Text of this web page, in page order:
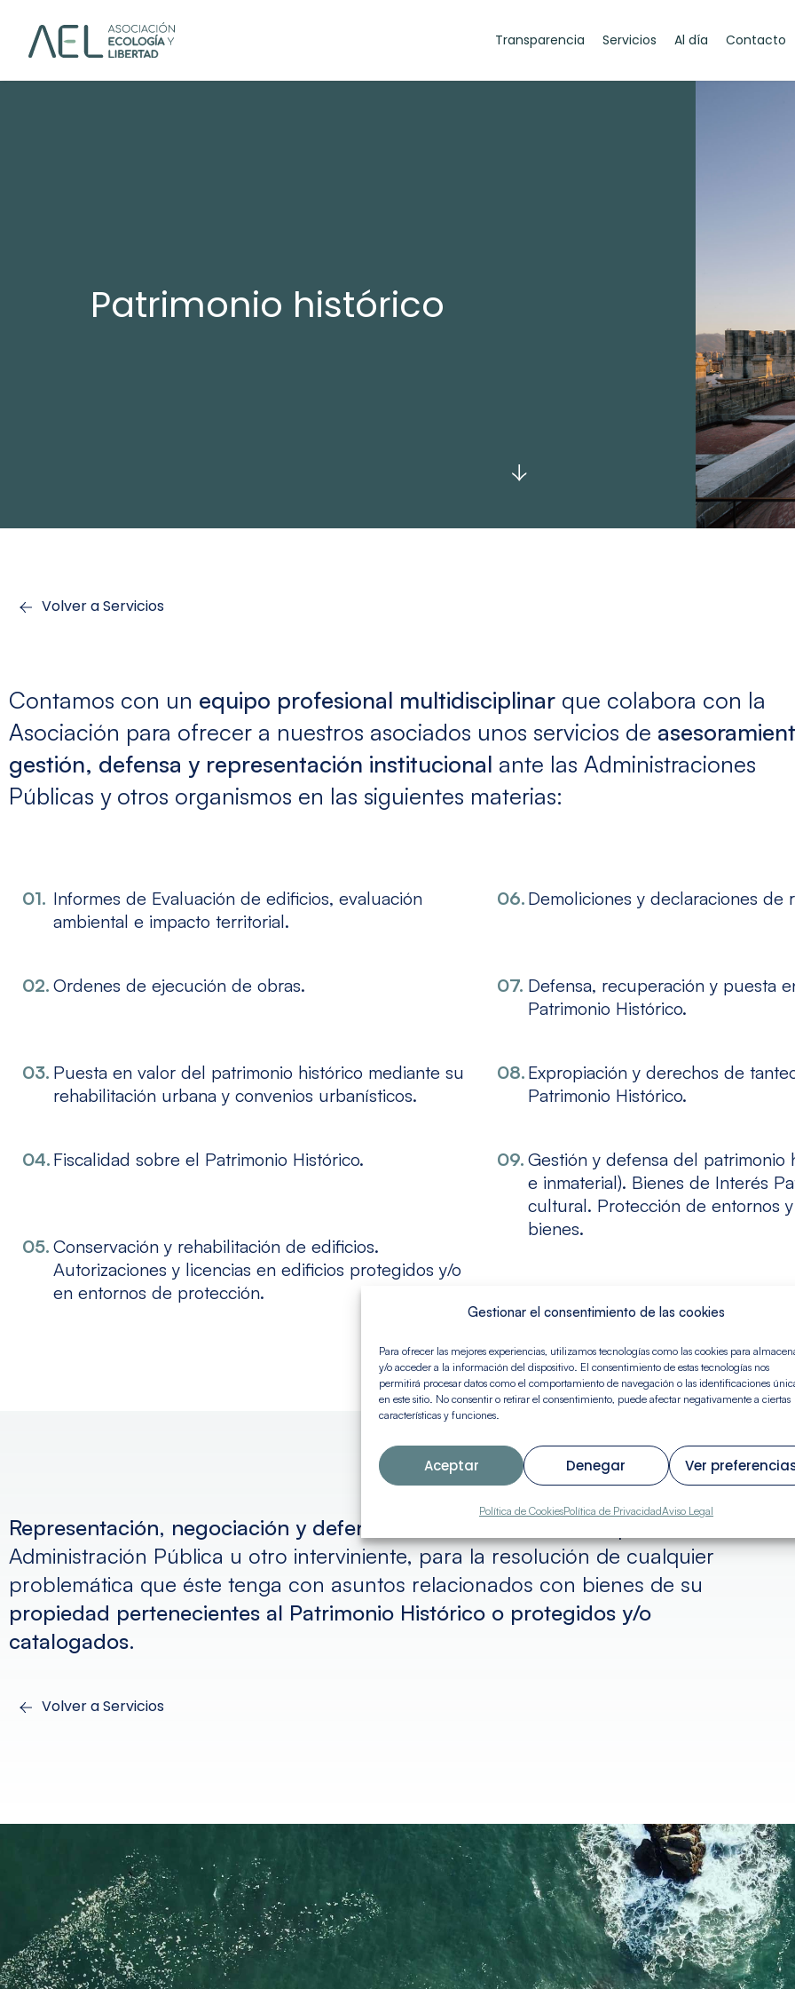
Gestionar el consentimiento de las cookies
Para ofrecer las mejores experiencias, utilizamos tecnologías como las cookies para
y/o acceder a la información del dispositivo. El consentimiento de estas tecnologías nos
permitirá procesar datos como el comportamiento de navegación o las identificaciones
en este sitio. No consentir o retirar el consentimiento, puede afectar negativamente a ciertas
características y funciones.
Aceptar Denegar Ver
Política de CookiesPolítica de PrivacidadAviso Legal
Transparencia Servicios Al día Contacto
Patrimonio histórico
Volver a Servicios
Contamos con un equipo profesional multidisciplinar que colabora con la
Asociación para ofrecer a nuestros asociados unos servicios de
gestión, defensa y representación institucional ante las Administraciones
Públicas y otros organismos en las siguientes materias:
Informes de Evaluación de edificios, evaluación
ambiental e impacto territorial.
Ordenes de ejecución de obras.
Puesta en valor del patrimonio histórico mediante su
rehabilitación urbana y convenios urbanísticos.
Fiscalidad sobre el Patrimonio Histórico.
Conservación y rehabilitación de edificios.
Autorizaciones y licencias en edificios protegidos y/o
en entornos de protección.
Demoliciones y declaraciones de
Defensa, recuperación y puesta
Patrimonio Histórico.
Expropiación y derechos de
Patrimonio Histórico.
Gestión y defensa del patrimonio
e inmaterial). Bienes de Interés
cultural. Protección de entornos
bienes.
Representación, negociación y defensa
Administración Pública u otro interviniente, para la resolución de cualquier
problemática que éste tenga con asuntos relacionados con bienes de su
propiedad pertenecientes al Patrimonio Histórico o protegidos y/o
catalogados.
Volver a Servicios